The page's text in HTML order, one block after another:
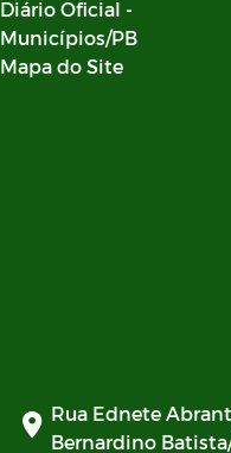
Diário Oficial -
Municípios/PB
Mapa do Site
Rua Ednete
Bernardino